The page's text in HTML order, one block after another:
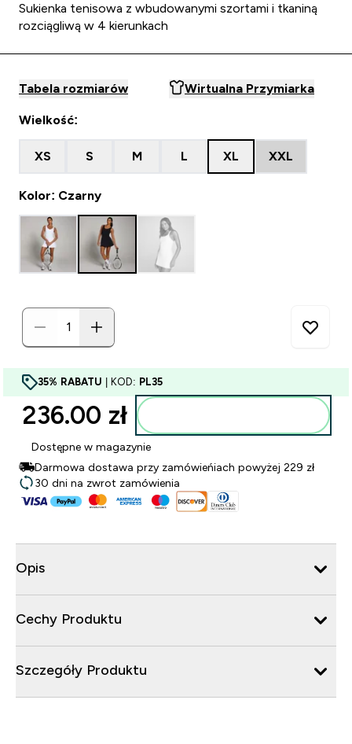
Sukienka tenisowa z wbudowanymi szortami i tkaniną
rozciągliwą w 4 kierunkach
Tabela rozmiarów Wirtualna Przymiarka
Wielkość:
XS S M L XL XXL
Kolor: Czarny
35% RABATU | KOD: PL35
236.00 zł‎
Dostępne w magazynie
Darmowa dostawa przy zamówieńiach powyżej 229 zł
30 dni na zwrot zamówienia
Opis
Cechy Produktu
Szczegóły Produktu